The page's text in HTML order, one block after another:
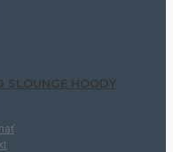
SLOUNGE HOODY